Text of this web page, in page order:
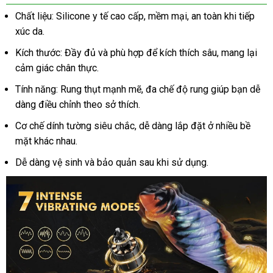
thích
giả
rung
thụt
mạnh
dính
chân
thực,
thích
Chất liệu: Silicone y tế cao cấp, mềm mại, an toàn khi tiếp
xúc da.
Kích thước: Đầy đủ và phù hợp để kích thích sâu, mang lại
cảm giác chân thực.
Tính năng: Rung thụt mạnh mẽ, đa chế độ rung giúp bạn dễ
dàng điều chỉnh theo sở thích.
Cơ chế dính tường siêu chắc, dễ dàng lắp đặt ở nhiều bề
mặt khác nhau.
Dễ dàng vệ sinh và bảo quản sau khi sử dụng.